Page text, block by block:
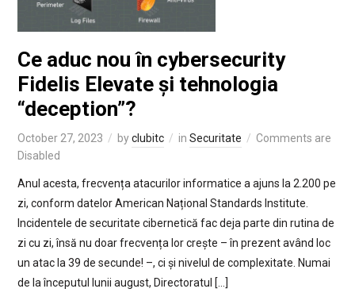
Ce aduc nou în cybersecurity
Fidelis Elevate și tehnologia
“deception”?
October 27, 2023 byclubitc in Securitate
Comments are
Disabled
Anul acesta, frecvența atacurilor informatice a ajuns la 2.200 pe
zi, conform datelor American Național Standards Institute.
Incidentele de securitate cibernetică fac deja parte din rutina de
zi cu zi, însă nu doar frecvența lor crește – în prezent având loc
un atac la 39 de secunde! –, ci și nivelul de complexitate. Numai
de la începutul lunii august, Directoratul […]